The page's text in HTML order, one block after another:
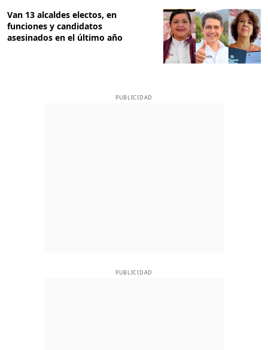
Van 13 alcaldes electos, en
funciones y candidatos
asesinados en el último año
PUBLICIDAD
PUBLICIDAD